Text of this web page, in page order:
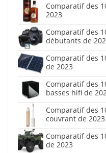
Comparatif des
2023
Comparatif des
débutants de
Comparatif des
de 2023
Comparatif des
basses hifi de
Comparatif des
couvrant de 2023
Comparatif des
de 2023